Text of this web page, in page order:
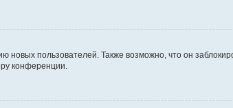
новых пользователей. Также возможно, что он
конференции.